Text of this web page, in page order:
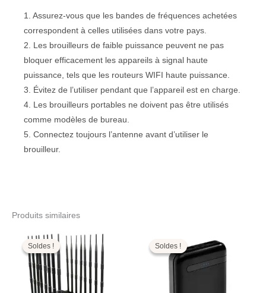
1. Assurez-vous que les bandes de fréquences achetées
correspondent à celles utilisées dans votre pays.
2. Les brouilleurs de faible puissance peuvent ne pas
bloquer efficacement les appareils à signal haute
puissance, tels que les routeurs WIFI haute puissance.
3. Évitez de l’utiliser pendant que l’appareil est en charge.
4. Les brouilleurs portables ne doivent pas être utilisés
comme modèles de bureau.
5. Connectez toujours l’antenne avant d’utiliser le
brouilleur.
Produits similaires
Soldes !
Soldes !
prix
initial
était :
3.999,00€.
prix
actuel
est :
1.599,99€.
Soldes !
Soldes !
initial
était :
269,00€.
actuel
est :
129,99€.